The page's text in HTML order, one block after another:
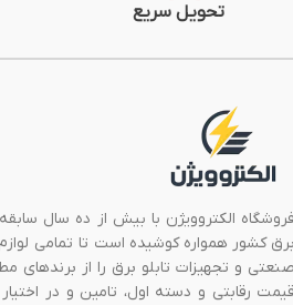
تحویل سریع
الکتروویژن با بیش از ده سال
کشور همواره کوشیده است تا تمامی
و تجهیزات تابلو برق را از برندهای
رقابتی و دسته اول، تامین و در